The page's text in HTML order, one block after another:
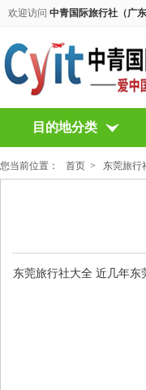
欢迎访问 中青国际旅行社（广
目的地分类
您当前位置： 首页 > 东莞旅行
东莞旅行社大全 近几年